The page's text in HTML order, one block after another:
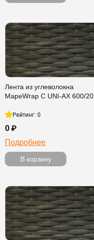
Лента из углеволокна
MapeWrap C UNI-AX 600/20
Рейтинг: 0
0 ₽
Подробнее
В корзину